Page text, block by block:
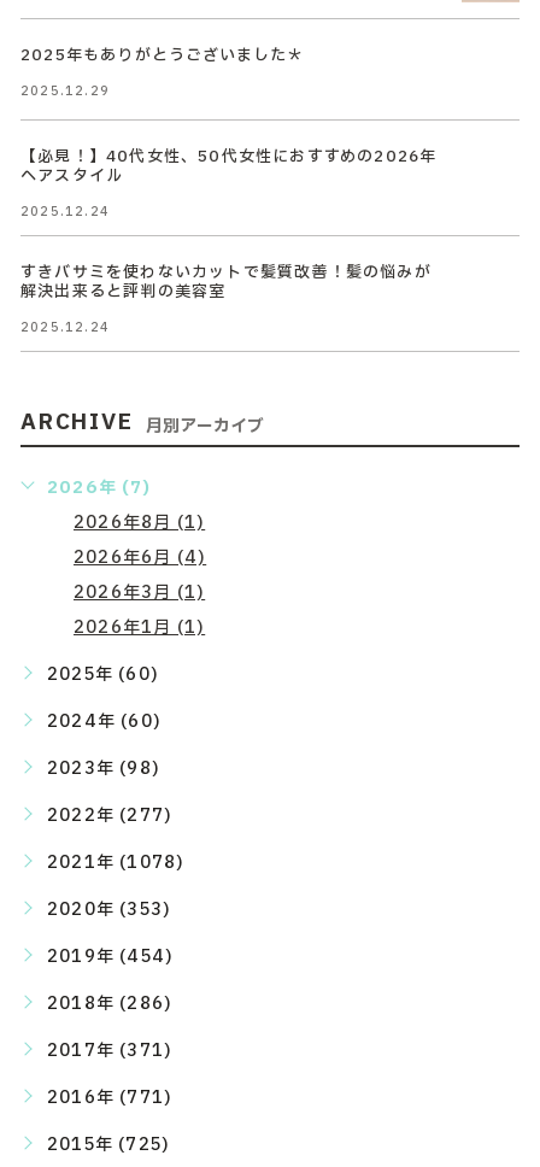
2025年もありがとうございました＊
2025.12.29
【必見！】40代女性、50代女性におすすめの2026年
ヘアスタイル
2025.12.24
すきバサミを使わないカットで髪質改善！髪の悩みが
解決出来ると評判の美容室
2025.12.24
ARCHIVE 月別アーカイブ
2026年 (7)
2026年8月 (1)
2026年6月 (4)
2026年3月 (1)
2026年1月 (1)
2025年 (60)
2024年 (60)
2023年 (98)
2022年 (277)
2021年 (1078)
2020年 (353)
2019年 (454)
2018年 (286)
2017年 (371)
2016年 (771)
2015年 (725)